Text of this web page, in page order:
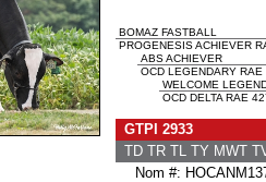
BOMAZ FASTBALL
PROGENESIS ACHIEVER
ABS ACHIEVER
OCD LEGENDARY
WELCOME
OCD DELTA RAE
GTPI 2933
TD TR TL TY MWT
Nom #: